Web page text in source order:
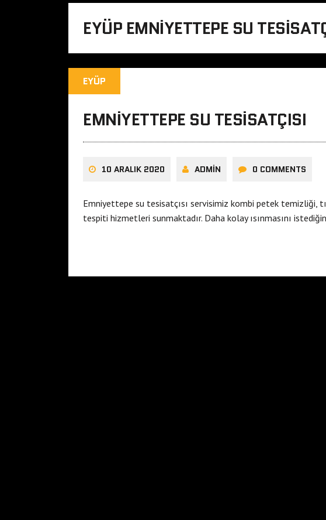
EYÜP EMNIYETTEPE SU
EYÜP
EMNIYETTEPE SU TESISATÇISI
10 ARALIK 2020 ADMIN 0 COMMENTS
Emniyettepe su tesisatçısı servisimiz kombi petek temizliği,
tespiti hizmetleri sunmaktadır. Daha kolay ısınmasını